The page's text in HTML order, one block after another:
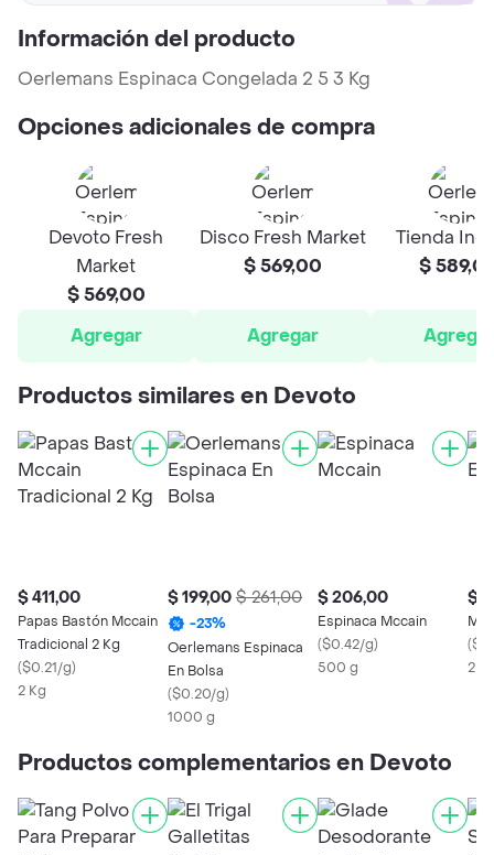
Información del producto
Oerlemans Espinaca Congelada 2 5 3 Kg
Opciones adicionales de compra
Devoto Fresh
Market
$ 569,00
Agregar
Disco Fresh Market
$ 569,00
Agregar
Tienda
$
Agregar
Productos similares en Devoto
$ 411,00
Papas Bastón Mccain
Tradicional 2 Kg
($0.21/g)
2 Kg
$ 199,00 $ 261,00
-23%
Oerlemans Espinaca
En Bolsa
($0.20/g)
1000 g
$ 206,00
Espinaca Mccain
($0.42/g)
500 g
$
Mc
(
2
Productos complementarios en Devoto